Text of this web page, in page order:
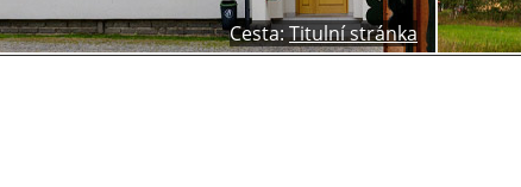
Cesta: Titulní stránka